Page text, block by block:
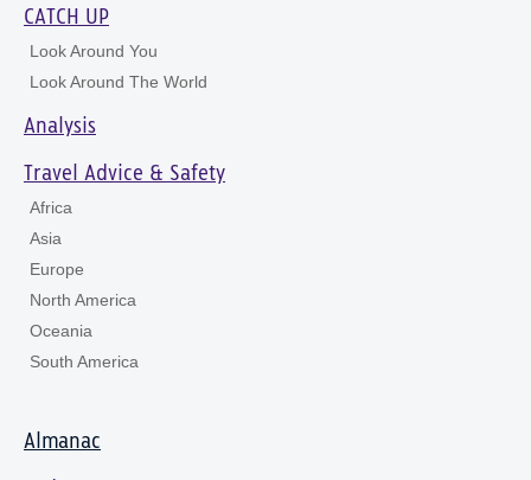
CATCH UP
Look Around You
Look Around The World
Analysis
Travel Advice & Safety
Africa
Asia
Europe
North America
Oceania
South America
Almanac